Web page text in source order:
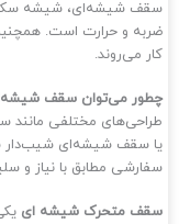
شیشه‌ای، شیشه سکوریت است
و حرارت است. همچنین
می‌روند.
می‌توان سقف شیشه‌ای را
مختلفی مانند سقف
سقف شیشه‌ای شیب‌دار
مطابق با نیاز و سلیقه
متحرک شیشه‌ اییکی از